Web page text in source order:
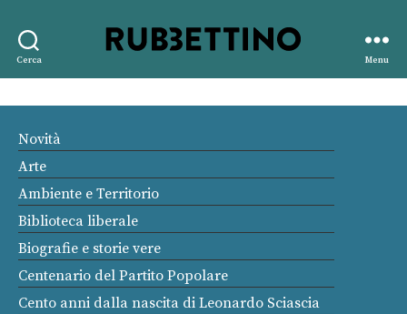
Cerca
editore
Menu
Novità
Arte
Ambiente e Territorio
Biblioteca liberale
Biografie e storie vere
Centenario del Partito Popolare
Cento anni dalla nascita di Leonardo Sciascia